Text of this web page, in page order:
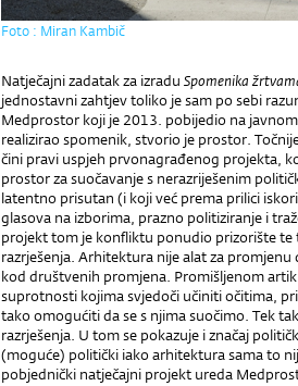
Foto : Miran Kambič
Natječajni zadatak za izradu Spomenika
jednostavni zahtjev toliko je sam po sebi
Medprostor koji je 2013. pobijedio na
realizirao spomenik, stvorio je prostor.
čini pravi uspjeh prvonagrađenog projekta,
prostor za suočavanje s nerazriješenim
latentno prisutan (i koji već prema prilici
glasova na izborima, prazno politiziranje i
projekt tom je konfliktu ponudio prizorište
razrješenja. Arhitektura nije alat za
kod društvenih promjena. Promišljenom
suprotnosti kojima svjedoči učiniti očitima,
tako omogućiti da se s njima suočimo. Tek
razrješenja. U tom se pokazuje i značaj
(moguće) politički iako arhitektura sama to
pobjednički natječajni projekt ureda